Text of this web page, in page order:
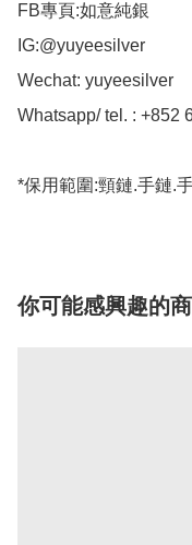
FB專頁:如意純銀
IG:@yuyeesilver
Wechat: yuyeesilver
Whatsapp/ tel. : +852
*保用範圍:頸鏈.手鏈.
你可能感興趣的